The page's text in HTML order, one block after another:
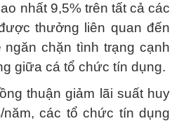
nhất 9,5% trên tất cả các
thưởng liên quan đến
ngăn chặn tình trạng cạnh
giữa cá tổ chức tín dụng.
thuận giảm lãi suất huy
các tổ chức tín dụng